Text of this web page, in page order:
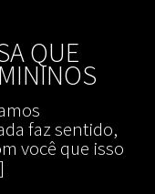
QUE
faz sentido,
você que isso